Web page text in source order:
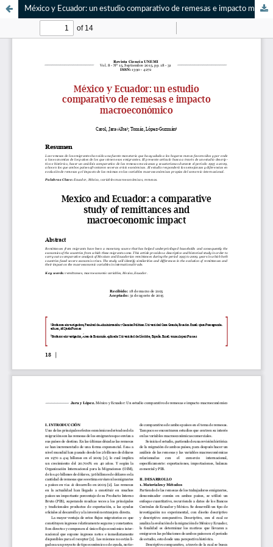
México y Ecuador: un estudio comparativo de remesas e impacto macroeconómico / Mexico and Ecuador: a comparative study of remittances and macroeconomic impact